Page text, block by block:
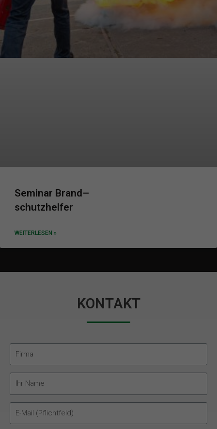
Seminar Brand–
schutzhelfer
WEITERLESEN »
KONTAKT